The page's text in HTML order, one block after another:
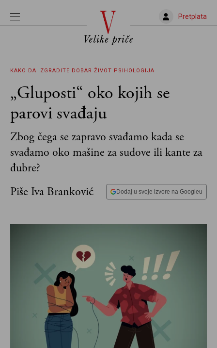
Pretplata
KAKO DA IZGRADITE DOBAR ŽIVOT PSIHOLOGIJA
„Gluposti“ oko kojih se
parovi svađaju
Zbog čega se zapravo svađamo kada se
svađamo oko mašine za sudove ili kante za
đubre?
Piše Iva Branković
Dodaj u svoje izvore na Googleu